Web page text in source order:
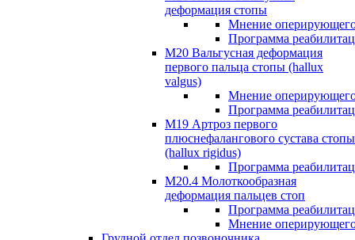
деформация стопы
Мнение
Программа
М20 Вальгусная деформация
первого пальца стопы (hallux
valgus)
Мнение
Программа
М19 Артроз первого
плюснефалангового сустава стопы
(hallux rigidus)
Программа
М20.4 Молоткообразная
деформация пальцев стоп
Программа
Мнение